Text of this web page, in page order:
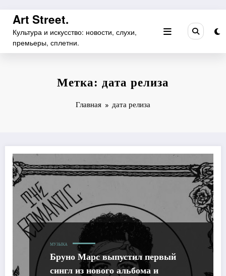
Перейти
содержимому
Art Street.
Культура и искусство: новости, слухи,
премьеры, сплетни.
Метка: дата релиза
Главная дата релиза
МУЗЫКА
Бруно Марс выпустил первый
сингл из нового альбома и